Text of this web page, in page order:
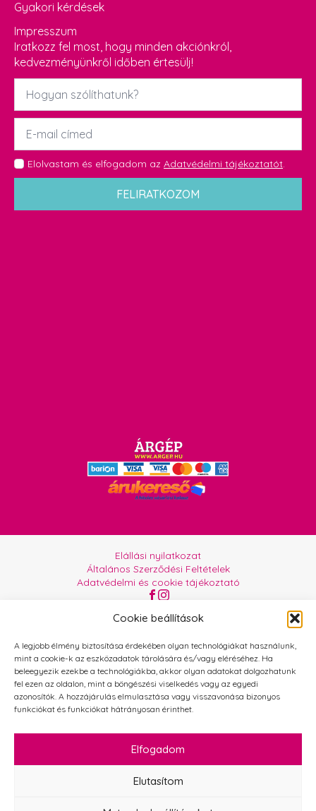
Cookie beállítások
A legjobb élmény biztosítása érdekében olyan technológiákat használunk,
mint a cookie-k az eszközadatok tárolására és/vagy eléréséhez. Ha
beleegyezik ezekbe a technológiákba, akkor olyan adatokat dolgozhatunk
fel ezen az oldalon, mint a böngészési viselkedés vagy az egyedi
azonosítók. A hozzájárulás elmulasztása vagy visszavonása bizonyos
funkciókat és funkciókat hátrányosan érinthet.
Elfogadom
Elutasítom
Gyakori kérdések
Impresszum
Iratkozz fel most, hogy minden akciónkról,
kedvezményünkről időben értesülj!
Név
Email
GDPR
*
Elolvastam és elfogadom az Adatvédelmi tájékoztatót.
FELIRATKOZOM
Elállási nyilatkozat
Általános Szerződési Feltételek
Adatvédelmi és cookie tájékoztató